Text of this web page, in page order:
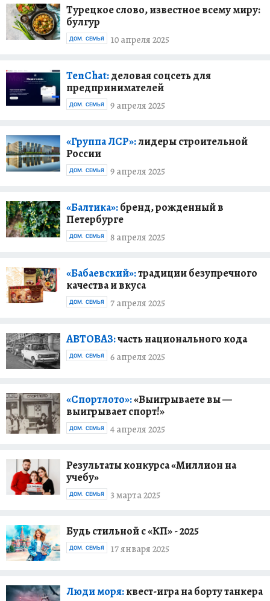
Турецкое слово, известное всему миру:
булгур
10 апреля 2025
ДОМ. СЕМЬЯ
TenChat:деловая соцсеть для
предпринимателей
9 апреля 2025
ДОМ. СЕМЬЯ
«Группа ЛСР»:лидеры строительной
России
9 апреля 2025
ДОМ. СЕМЬЯ
«Балтика»:бренд, рожденный в
Петербурге
8 апреля 2025
ДОМ. СЕМЬЯ
«Бабаевский»:традиции безупречного
качества и вкуса
7 апреля 2025
ДОМ. СЕМЬЯ
АВТОВАЗ:часть национального кода
6 апреля 2025
ДОМ. СЕМЬЯ
«Спортлото»:«Выигрываете вы —
выигрывает спорт!»
4 апреля 2025
ДОМ. СЕМЬЯ
Результаты конкурса «Миллион на
учебу»
3 марта 2025
ДОМ. СЕМЬЯ
Будь стильной с «КП» - 2025
17 января 2025
ДОМ. СЕМЬЯ
Люди моря:квест-игра на борту танкера